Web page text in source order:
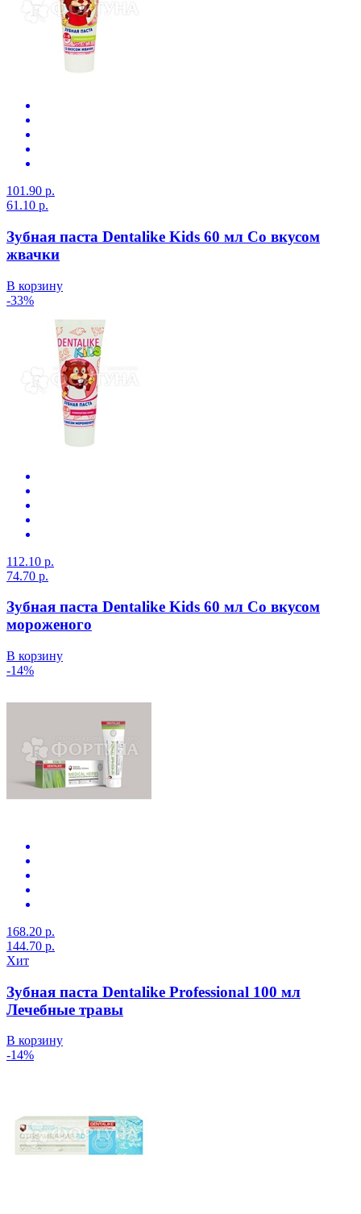
101.90 р.
61.10 р.
Зубная паста Dentalike Kids 60 мл Со вкусом
жвачки
В корзину
-33%
112.10 р.
74.70 р.
Зубная паста Dentalike Kids 60 мл Со вкусом
мороженого
В корзину
-14%
168.20 р.
144.70 р.
Хит
Зубная паста Dentalike Professional 100 мл
Лечебные травы
В корзину
-14%